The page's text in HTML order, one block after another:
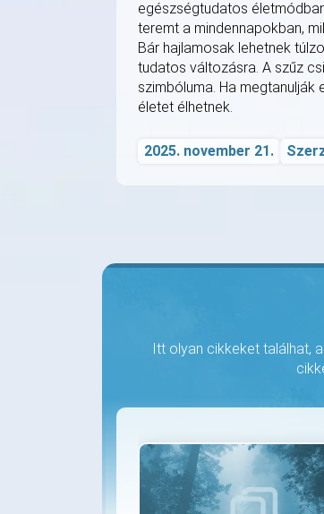
egészségtudatos
teremt a mindennapokban,
Bár hajlamosak lehetnek
tudatos változásra. A szűz
szimbóluma. Ha
életet élhetnek.
2025. november 21.
Itt olyan cikkeket találhat,